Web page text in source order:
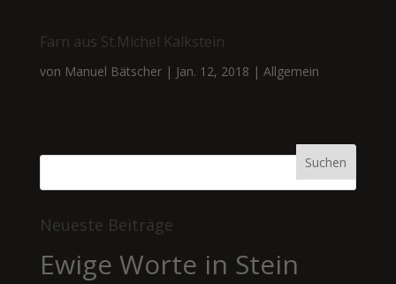
Farn aus St.Michel Kalkstein
von Manuel Bätscher| Jan. 12, 2018 | Allgemein
Neueste Beiträge
Ewige Worte in Stein